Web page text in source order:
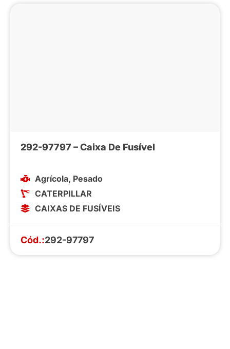
292-97797 – Caixa De Fusível
Agrícola, Pesado
CATERPILLAR
CAIXAS DE FUSÍVEIS
Cód.:292-97797